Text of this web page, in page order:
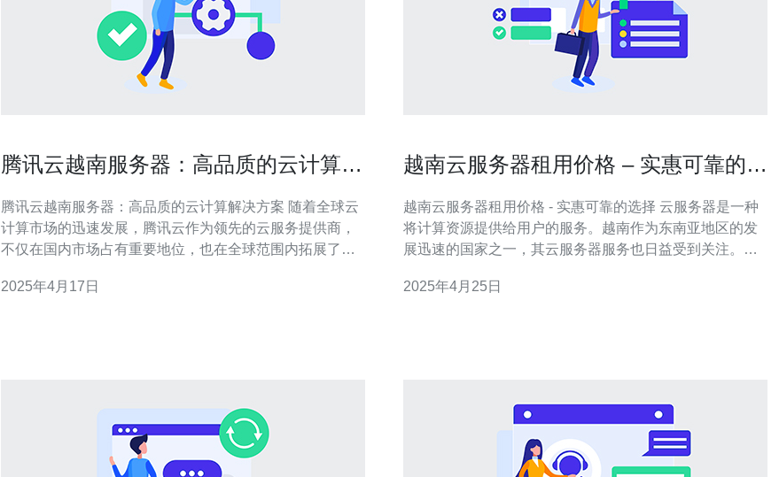
腾讯云越南服务器：高品质的云计算解
腾讯云越南服务器：高品质的云计算解决方案 随着全球云
计算市场的迅速发展，腾讯云作为领先的云服务提供商，
不仅在国内市场占有重要地位，也在全球范围内拓展了其
决方案，成为了众多企业和开发者的首选。 腾讯云越南服
2025年4月17日
越南云服务器租用价格 – 实惠可靠的选
越南云服务器租用价格 - 实惠可靠的选择 云服务器是一种
将计算资源提供给用户的服务。越南作为东南亚地区的发
展迅速的国家之一，其云服务器服务也日益受到关注。选
于东南亚地区，与中国、泰国等邻国接壤，地理位置优
2025年4月25日